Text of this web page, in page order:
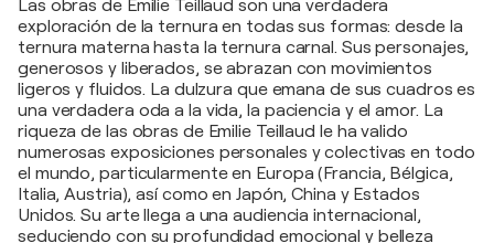
Las obras de Emilie Teillaud son una verdadera
exploración de la ternura en todas sus formas: desde la
ternura materna hasta la ternura carnal. Sus personajes,
generosos y liberados, se abrazan con movimientos
ligeros y fluidos. La dulzura que emana de sus cuadros es
una verdadera oda a la vida, la paciencia y el amor. La
riqueza de las obras de Emilie Teillaud le ha valido
numerosas exposiciones personales y colectivas en todo
el mundo, particularmente en Europa (Francia, Bélgica,
Italia, Austria), así como en Japón, China y Estados
Unidos. Su arte llega a una audiencia internacional,
seduciendo con su profundidad emocional y belleza